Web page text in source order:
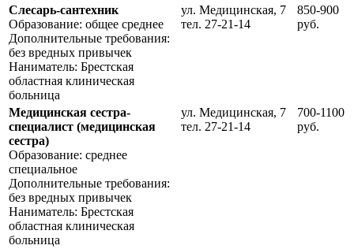
Слесарь-сантехник
Образование: общее среднее
Дополнительные требования:
без вредных привычек
Наниматель: Брестская
областная клиническая
больница
ул. Медицинская, 7
тел. 27-21-14
850-900
руб.
Медицинская сестра-
специалист (медицинская
сестра)
Образование: среднее
специальное
Дополнительные требования:
без вредных привычек
Наниматель: Брестская
областная клиническая
больница
ул. Медицинская, 7
тел. 27-21-14
700-1100
руб.